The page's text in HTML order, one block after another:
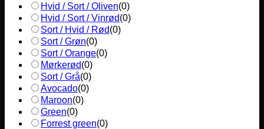
Hvid / Sort / Oliven(0)
Hvid / Sort / Vinrød(0)
Sort / Hvid / Rød(0)
Sort / Grøn(0)
Sort / Orange(0)
Mørkerød(0)
Sort / Grå(0)
Avocado(0)
Maroon(0)
Green(0)
Forrest green(0)